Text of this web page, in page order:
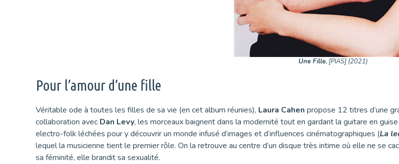
Une Fille, [PIAS] (2021)
Pour l’amour d’une fille
Véritable ode à toutes les filles de sa vie (en cet album réunies), Laura Cahen propose 12 titres d’une
collaboration avec Dan Levy, les morceaux baignent dans la modernité tout en gardant la guitare en
electro-folk léchées pour y découvrir un monde infusé d’images et d’influences cinématographiques (La
lequel la musicienne tient le premier rôle. On la retrouve au centre d’un disque très intime où elle ne se
sa féminité, elle brandit sa sexualité.